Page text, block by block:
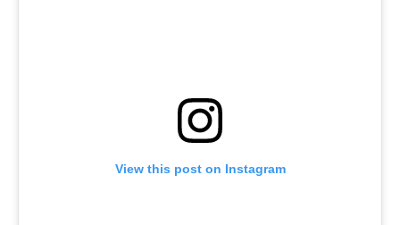
View this post on Instagram